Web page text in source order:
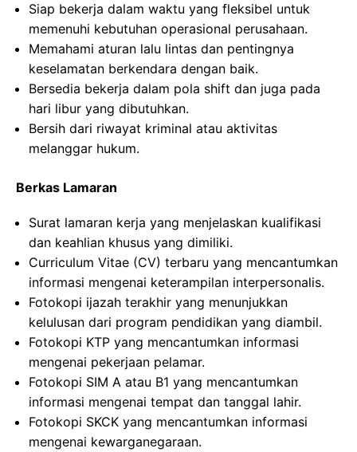
Siap bekerja dalam waktu yang fleksibel untuk
memenuhi kebutuhan operasional perusahaan.
Memahami aturan lalu lintas dan pentingnya
keselamatan berkendara dengan baik.
Bersedia bekerja dalam pola shift dan juga pada
hari libur yang dibutuhkan.
Bersih dari riwayat kriminal atau aktivitas
melanggar hukum.
Berkas Lamaran
Surat lamaran kerja yang menjelaskan kualifikasi
dan keahlian khusus yang dimiliki.
Curriculum Vitae (CV) terbaru yang mencantumkan
informasi mengenai keterampilan interpersonalis.
Fotokopi ijazah terakhir yang menunjukkan
kelulusan dari program pendidikan yang diambil.
Fotokopi KTP yang mencantumkan informasi
mengenai pekerjaan pelamar.
Fotokopi SIM A atau B1 yang mencantumkan
informasi mengenai tempat dan tanggal lahir.
Fotokopi SKCK yang mencantumkan informasi
mengenai kewarganegaraan.